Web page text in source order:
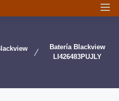
Batería Blackview
LI426483PUJLY